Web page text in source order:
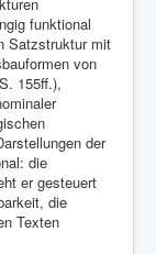
funktional
Satzstruktur mit
von
155ff.),
der
die
er gesteuert
die
Texten